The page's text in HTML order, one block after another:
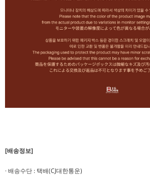
[배송정보]
· 배송수단 : 택배(CJ대한통운)